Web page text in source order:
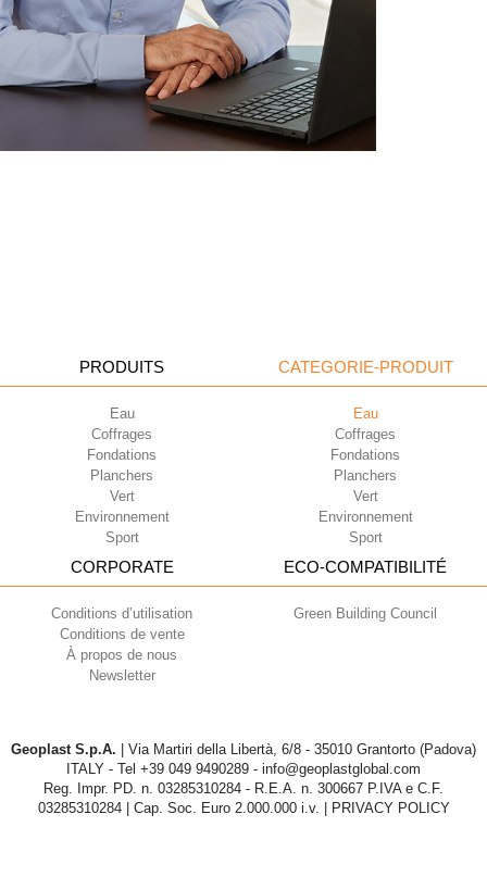
PRODUITS
Eau
Coffrages
Fondations
Planchers
Vert
Environnement
Sport
CATEGORIE-PRODUIT
Eau
Coffrages
Fondations
Planchers
Vert
Environnement
Sport
CORPORATE
Conditions d’utilisation
Conditions de vente
À propos de nous
Newsletter
ECO-COMPATIBILITÉ
Green Building Council
Geoplast S.p.A. | Via Martiri della Libertà, 6/8 - 35010 Grantorto (Padova)
ITALY - Tel +39 049 9490289 - info@geoplastglobal.com
Reg. Impr. PD. n. 03285310284 - R.E.A. n. 300667 P.IVA e C.F.
03285310284 | Cap. Soc. Euro 2.000.000 i.v. |
PRIVACY POLICY